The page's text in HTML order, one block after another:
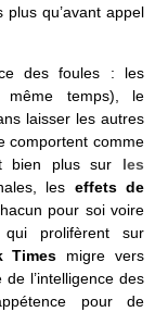
plus qu’avant appel
des foules : les
temps), le
laisser les autres
comportent comme
bien plus sur les
les effets de
pour soi voire
qui prolifèrent sur
Times migre vers
l’intelligence des
pour de